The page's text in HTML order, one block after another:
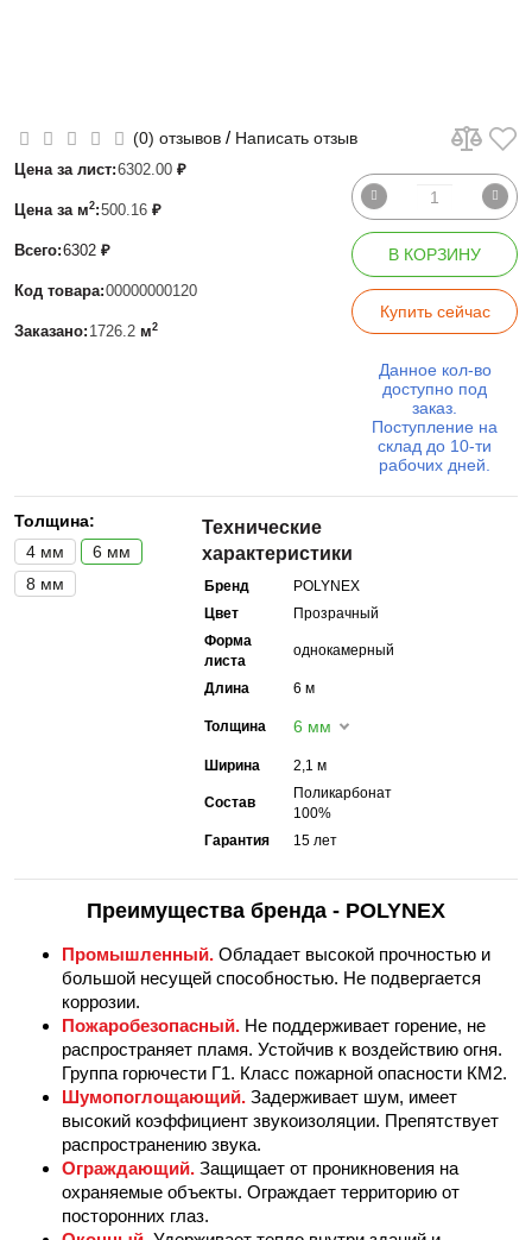
(0) отзывов / Написать отзыв
Цена за лист:6302.00 ₽
Цена за м2:500.16 ₽
Всего:6302 ₽
Код товара:00000000120
Заказано: 1726.2 м2
В КОРЗИНУ
Купить сейчас
Данное кол-во
доступно под
заказ.
Поступление на
склад до 10-ти
рабочих дней.
Толщина:
4 мм
6 мм
8 мм
Технические
характеристики
Бренд
POLYNEX
Цвет
Прозрачный
Форма
листа
однокамерный
Длина 6 м
Толщина 6 мм
Ширина 2,1 м
Состав
Поликарбонат
100%
Гарантия
15 лет
Преимущества бренда - POLYNEX
Промышленный. Обладает высокой прочностью и
большой несущей способностью. Не подвергается
коррозии.
Пожаробезопасный. Не поддерживает горение, не
распространяет пламя. Устойчив к воздействию огня.
Группа горючести Г1. Класс пожарной опасности КМ2.
Шумопоглощающий. Задерживает шум, имеет
высокий коэффициент звукоизоляции. Препятствует
распространению звука.
Ограждающий. Защищает от проникновения на
охраняемые объекты. Ограждает территорию от
посторонних глаз.